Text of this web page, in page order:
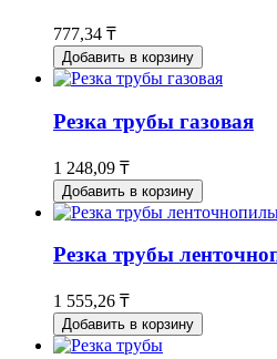
777,34 ₸
Добавить в корзину
Резка трубы газовая
1 248,09 ₸
Добавить в корзину
Резка трубы
1 555,26 ₸
Добавить в корзину